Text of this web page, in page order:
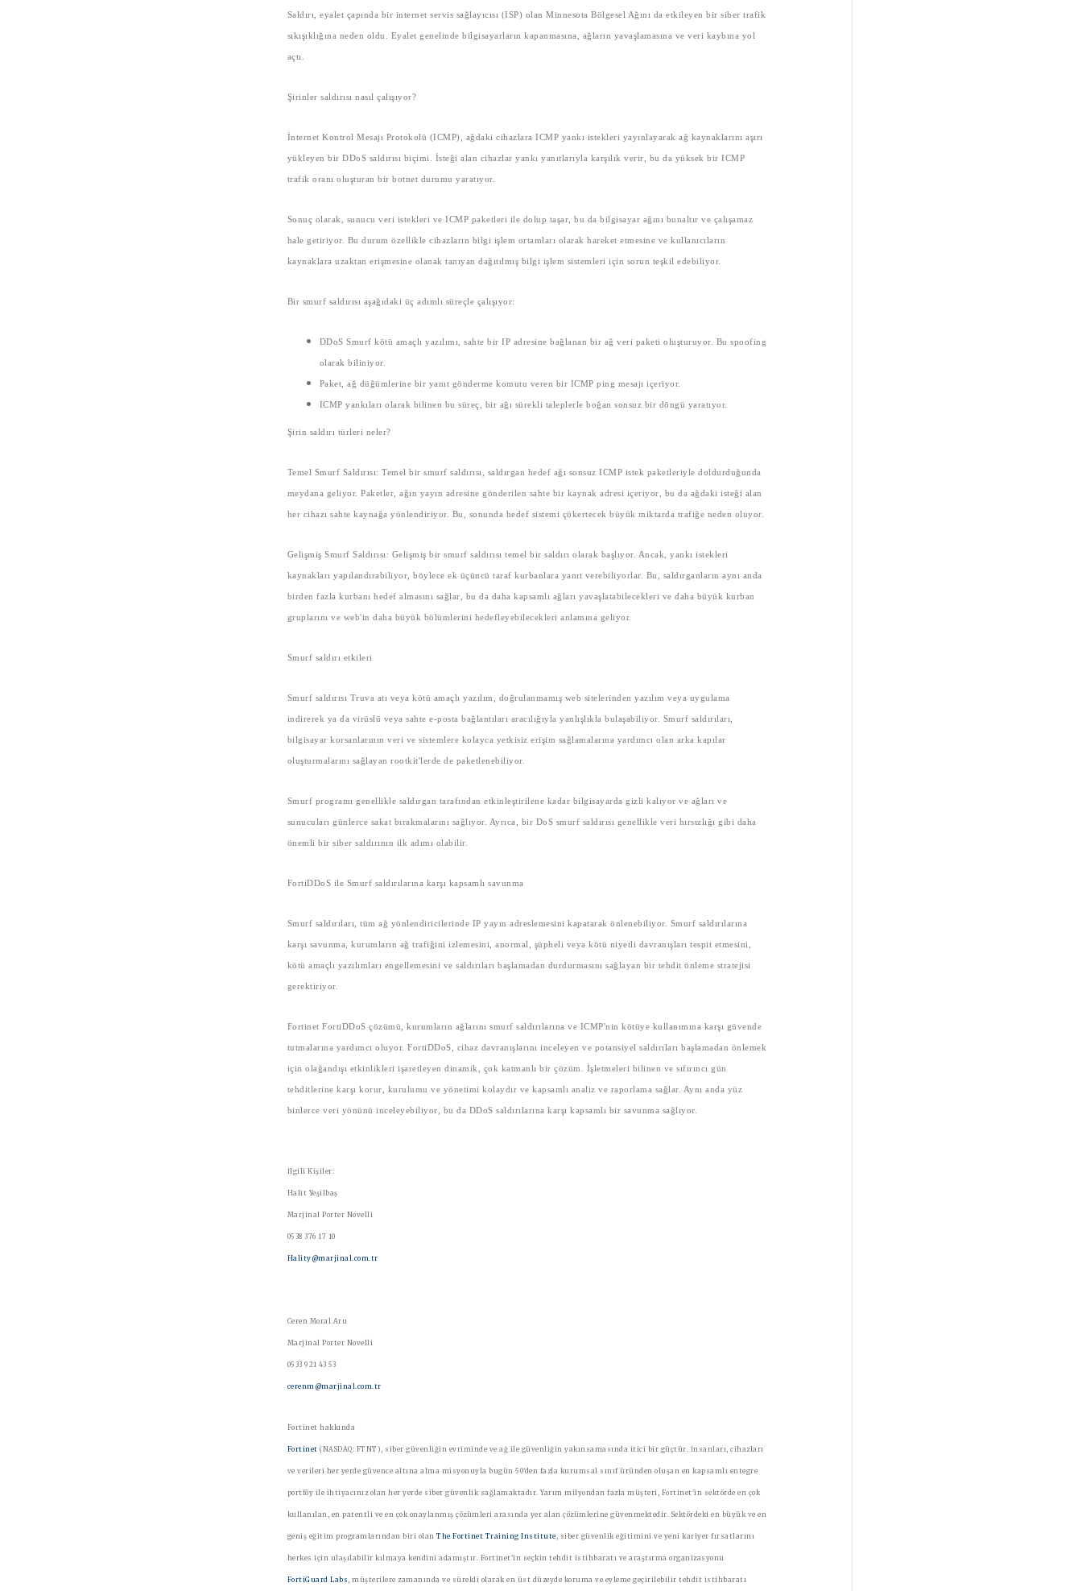
Saldırı, eyalet çapında bir internet servis sağlayıcısı (ISP) olan Minnesota Bölgesel Ağını da etkileyen bir siber trafik
sıkışıklığına neden oldu. Eyalet genelinde bilgisayarların kapanmasına, ağların yavaşlamasına ve veri kaybına yol
açtı.
Şirinler saldırısı nasıl çalışıyor?
İnternet Kontrol Mesajı Protokolü (ICMP), ağdaki cihazlara ICMP yankı istekleri yayınlayarak ağ kaynaklarını aşırı
yükleyen bir DDoS saldırısı biçimi. İsteği alan cihazlar yankı yanıtlarıyla karşılık verir, bu da yüksek bir ICMP
trafik oranı oluşturan bir botnet durumu yaratıyor.
Sonuç olarak, sunucu veri istekleri ve ICMP paketleri ile dolup taşar, bu da bilgisayar ağını bunaltır ve çalışamaz
hale getiriyor. Bu durum özellikle cihazların bilgi işlem ortamları olarak hareket etmesine ve kullanıcıların
kaynaklara uzaktan erişmesine olanak tanıyan dağıtılmış bilgi işlem sistemleri için sorun teşkil edebiliyor.
Bir smurf saldırısı aşağıdaki üç adımlı süreçle çalışıyor:
DDoS Smurf kötü amaçlı yazılımı, sahte bir IP adresine bağlanan bir ağ veri paketi oluşturuyor. Bu spoofing
olarak biliniyor.
Paket, ağ düğümlerine bir yanıt gönderme komutu veren bir ICMP ping mesajı içeriyor.
ICMP yankıları olarak bilinen bu süreç, bir ağı sürekli taleplerle boğan sonsuz bir döngü yaratıyor.
Şirin saldırı türleri neler?
Temel Smurf Saldırısı: Temel bir smurf saldırısı, saldırgan hedef ağı sonsuz ICMP istek paketleriyle doldurduğunda
meydana geliyor. Paketler, ağın yayın adresine gönderilen sahte bir kaynak adresi içeriyor, bu da ağdaki isteği alan
her cihazı sahte kaynağa yönlendiriyor. Bu, sonunda hedef sistemi çökertecek büyük miktarda trafiğe neden oluyor.
Gelişmiş Smurf Saldırısı: Gelişmiş bir smurf saldırısı temel bir saldırı olarak başlıyor. Ancak, yankı istekleri
kaynakları yapılandırabiliyor, böylece ek üçüncü taraf kurbanlara yanıt verebiliyorlar. Bu, saldırganların aynı anda
birden fazla kurbanı hedef almasını sağlar, bu da daha kapsamlı ağları yavaşlatabilecekleri ve daha büyük kurban
gruplarını ve web'in daha büyük bölümlerini hedefleyebilecekleri anlamına geliyor.
Smurf saldırı etkileri
Smurf saldırısı Truva atı veya kötü amaçlı yazılım, doğrulanmamış web sitelerinden yazılım veya uygulama
indirerek ya da virüslü veya sahte e-posta bağlantıları aracılığıyla yanlışlıkla bulaşabiliyor. Smurf saldırıları,
bilgisayar korsanlarının veri ve sistemlere kolayca yetkisiz erişim sağlamalarına yardımcı olan arka kapılar
oluşturmalarını sağlayan rootkit'lerde de paketlenebiliyor.
Smurf programı genellikle saldırgan tarafından etkinleştirilene kadar bilgisayarda gizli kalıyor ve ağları ve
sunucuları günlerce sakat bırakmalarını sağlıyor. Ayrıca, bir DoS smurf saldırısı genellikle veri hırsızlığı gibi daha
önemli bir siber saldırının ilk adımı olabilir.
FortiDDoS ile Smurf saldırılarına karşı kapsamlı savunma
Smurf saldırıları, tüm ağ yönlendiricilerinde IP yayın adreslemesini kapatarak önlenebiliyor. Smurf saldırılarına
karşı savunma, kurumların ağ trafiğini izlemesini, anormal, şüpheli veya kötü niyetli davranışları tespit etmesini,
kötü amaçlı yazılımları engellemesini ve saldırıları başlamadan durdurmasını sağlayan bir tehdit önleme stratejisi
gerektiriyor.
Fortinet FortiDDoS çözümü, kurumların ağlarını smurf saldırılarına ve ICMP'nin kötüye kullanımına karşı güvende
tutmalarına yardımcı oluyor. FortiDDoS, cihaz davranışlarını inceleyen ve potansiyel saldırıları başlamadan önlemek
için olağandışı etkinlikleri işaretleyen dinamik, çok katmanlı bir çözüm. İşletmeleri bilinen ve sıfırıncı gün
tehditlerine karşı korur, kurulumu ve yönetimi kolaydır ve kapsamlı analiz ve raporlama sağlar. Aynı anda yüz
binlerce veri yönünü inceleyebiliyor, bu da DDoS saldırılarına karşı kapsamlı bir savunma sağlıyor.
İlgili Kişiler:
Halit Yeşilbaş
Marjinal Porter Novelli
0538 376 17 10
Hality@marjinal.com.tr
Ceren Moral Aru
Marjinal Porter Novelli
0533 921 43 53
cerenm@marjinal.com.tr
Fortinet hakkında
Fortinet (NASDAQ: FTNT), siber güvenliğin evriminde ve ağ ile güvenliğin yakınsamasında itici bir güçtür. İnsanları, cihazları
ve verileri her yerde güvence altına alma misyonuyla bugün 50'den fazla kurumsal sınıf üründen oluşan en kapsamlı entegre
portföy ile ihtiyacınız olan her yerde siber güvenlik sağlamaktadır. Yarım milyondan fazla müşteri, Fortinet'in sektörde en çok
kullanılan, en patentli ve en çok onaylanmış çözümleri arasında yer alan çözümlerine güvenmektedir. Sektördeki en büyük ve en
geniş eğitim programlarından biri olan The Fortinet Training Institute , siber güvenlik eğitimini ve yeni kariyer fırsatlarını
herkes için ulaşılabilir kılmaya kendini adamıştır. Fortinet'in seçkin tehdit istihbaratı ve araştırma organizasyonu
FortiGuard Labs , müşterilere zamanında ve sürekli olarak en üst düzeyde koruma ve eyleme geçirilebilir tehdit istihbaratı